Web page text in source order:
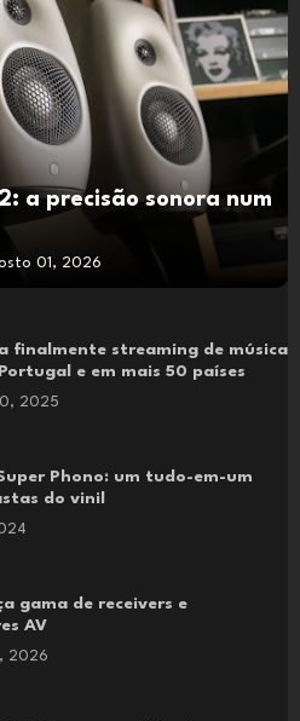
a precisão sonora num
01, 2026
finalmente streaming de música
e em mais 50 países
2025
Phono: um tudo-em-um
do vinil
gama de receivers e
AV
2026